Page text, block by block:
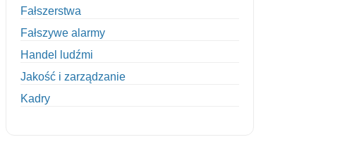
Fałszerstwa
Fałszywe alarmy
Handel ludźmi
Jakość i zarządzanie
Kadry